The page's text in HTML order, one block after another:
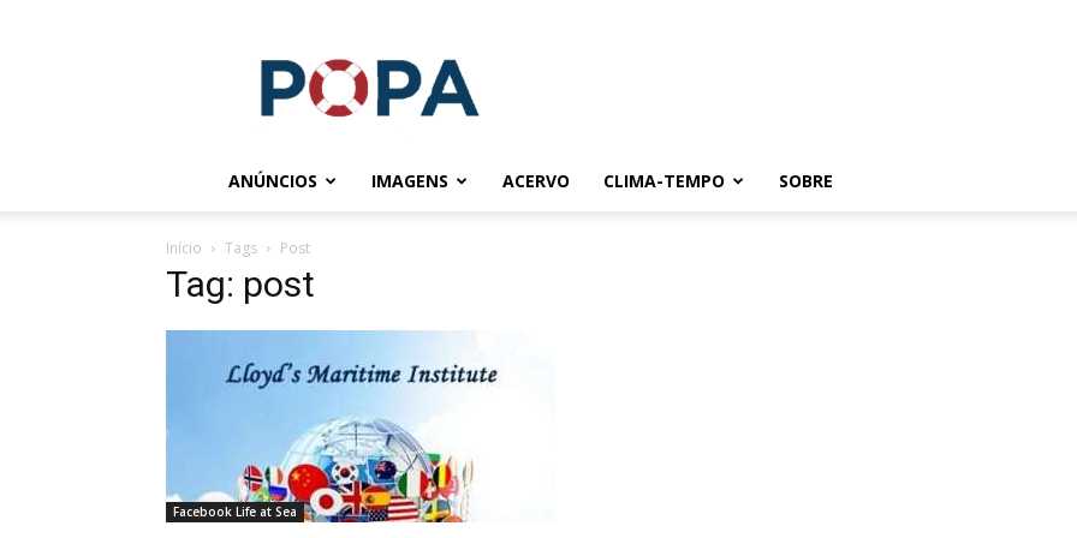
ANÚNCIOS IMAGENS ACERVO CLIMA-TEMPO SOBRE
Início Tags Post
Tag: post
Facebook Life at Sea